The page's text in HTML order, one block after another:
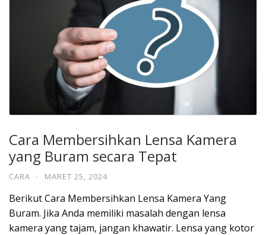
Cara Membersihkan Lensa Kamera
yang Buram secara Tepat
CARA · MARET 25, 2024
Berikut Cara Membersihkan Lensa Kamera Yang
Buram. Jika Anda memiliki masalah dengan lensa
kamera yang tajam, jangan khawatir. Lensa yang kotor